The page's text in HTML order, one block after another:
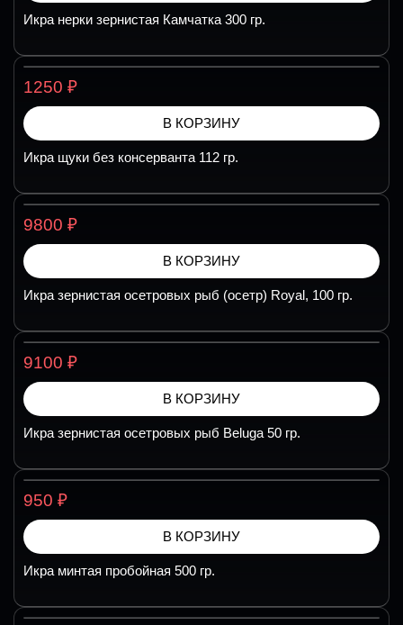
Икра нерки зернистая Камчатка 300 гр.
1250 ₽
В КОРЗИНУ
Икра щуки без консерванта 112 гр.
9800 ₽
В КОРЗИНУ
Икра зернистая осетровых рыб (осетр) Royal, 100 гр.
9100 ₽
В КОРЗИНУ
Икра зернистая осетровых рыб Beluga 50 гр.
950 ₽
В КОРЗИНУ
Икра минтая пробойная 500 гр.